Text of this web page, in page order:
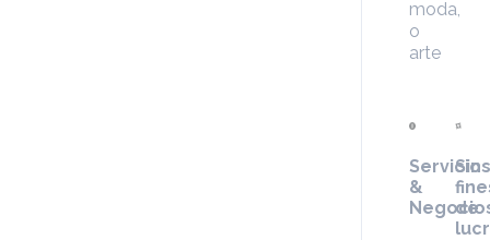
moda,
o
arte
Servicios
&
Sin
de